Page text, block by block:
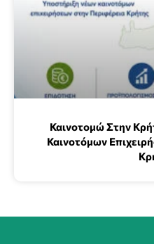
Καινοτομώ Στην
Καινοτόμων